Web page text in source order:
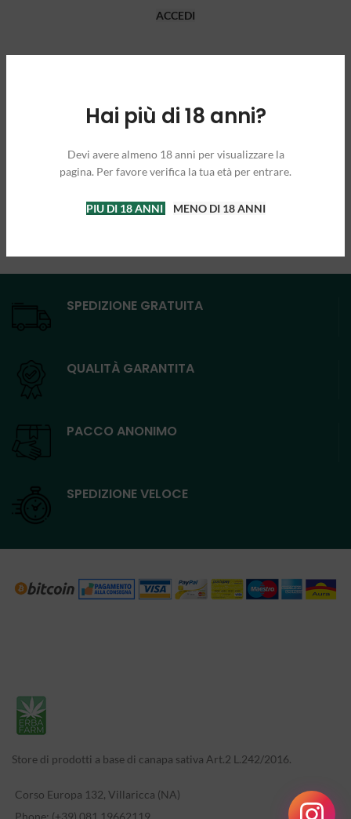
Hai più di 18 anni?
Devi avere almeno 18 anni per visualizzare la
pagina. Per favore verifica la tua età per entrare.
PIU DI 18 ANNI MENO DI 18 ANNI
ACCEDI
SPEDIZIONE GRATUITA
QUALITÀ GARANTITA
PACCO ANONIMO
SPEDIZIONE VELOCE
Store di prodotti a base di canapa sativa Art.2 L.242/2016.
Corso Europa 132, Villaricca (NA)